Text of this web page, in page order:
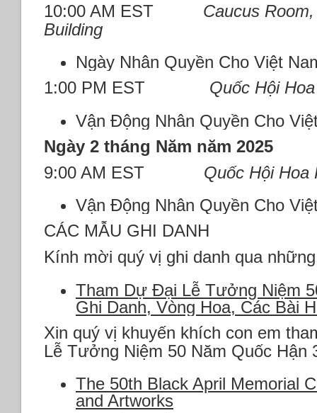
10:00 AM EST Caucus
Building
Ngày Nhân Quyền Cho Việt
1:00 PM EST Quốc Hội
Vận Động Nhân Quyền Cho
Ngày 2 tháng Năm năm 2025
9:00 AM EST Quốc Hội Hoa
Vận Động Nhân Quyền Cho
CÁC MẪU GHI DANH
Kính mời quý vị ghi danh qua
Tham Dự Đại Lễ Tưởng Niệm
Ghi Danh, Vòng Hoa, Các Bài
Xin quý vị khuyến khích con em
Lễ Tưởng Niệm 50 Năm Quốc Hận
The 50th Black April Memorial
and Artworks